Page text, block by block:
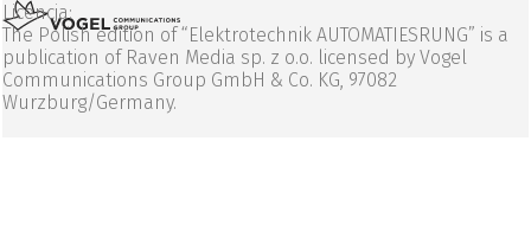
Licencja:
The Polish edition of “Elektrotechnik AUTOMATIESRUNG” is a
publication of Raven Media sp. z o.o. licensed by Vogel
Communications Group GmbH & Co. KG, 97082
Wurzburg/Germany.